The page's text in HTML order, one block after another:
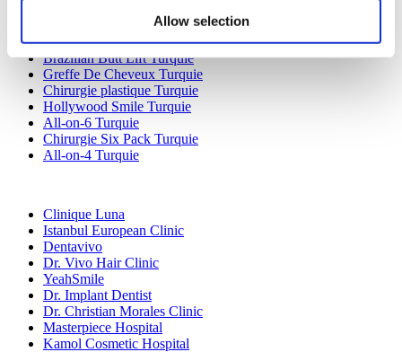
Allow selection
Chirurgie De Bypass Gastrique Turquie
Dentisterie Turquie
Brazilian Butt Lift Turquie
Greffe De Cheveux Turquie
Chirurgie plastique Turquie
Hollywood Smile Turquie
All-on-6 Turquie
Chirurgie Six Pack Turquie
All-on-4 Turquie
Clinique Luna
Istanbul European Clinic
Dentavivo
Dr. Vivo Hair Clinic
YeahSmile
Dr. Implant Dentist
Dr. Christian Morales Clinic
Masterpiece Hospital
Kamol Cosmetic Hospital